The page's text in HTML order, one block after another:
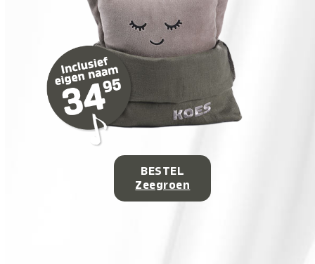
BESTEL
Zeegroen